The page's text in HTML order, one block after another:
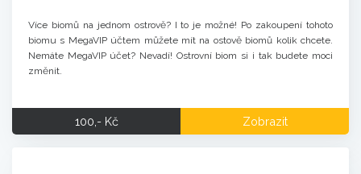
Více biomů na jednom ostrově? I to je možné! Po zakoupení tohoto
biomu s MegaVIP účtem můžete mít na ostově biomů kolik chcete.
Nemáte MegaVIP účet? Nevadí! Ostrovní biom si i tak budete moci
změnit.
100,- Kč Zobrazit